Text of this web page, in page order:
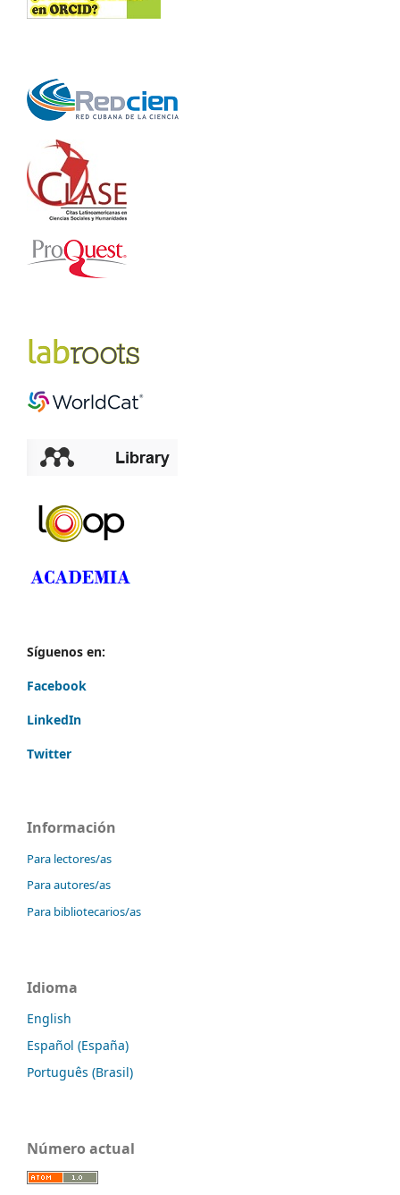
Síguenos en:
Facebook
LinkedIn
Twitter
Información
Para lectores/as
Para autores/as
Para bibliotecarios/as
Idioma
English
Español (España)
Português (Brasil)
Número actual